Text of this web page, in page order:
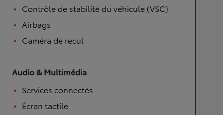
Contrôle de stabilité du véhicule (VSC)
Airbags
Caméra de recul
Audio & Multimédia
Services connectés
Écran tactile